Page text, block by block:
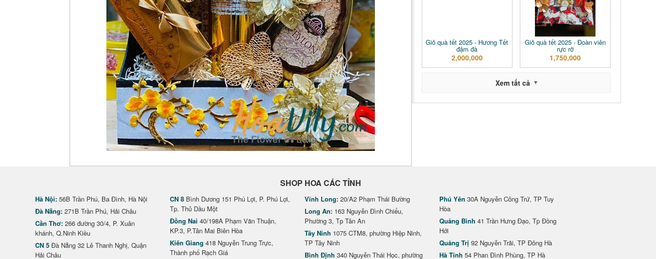
Giỏ quà tết 2025 - Hương Tết
đậm đà
2,000,000
Giỏ quà tết 2025 - Đoàn viên
rực rỡ
1,750,000
Xem tất cả
SHOP HOA CÁC TỈNH
Hà Nội: 56B Trần Phú, Ba Đình, Hà Nội
Đà Nẵng: 271B Trần Phú, Hải Châu
Cần Thơ: 266 đường 30/4, P. Xuân
khánh, Q.Ninh Kiều
CN 5 Đà Nẵng 32 Lê Thanh Nghị, Quận
Hải Châu
CN 8 Bình Dương 151 Phú Lợi, P. Phú Lợi,
Tp. Thủ Dầu Một
Đồng Nai 40/198A Phạm Văn Thuận,
KP.3, P.Tân Mai Biên Hòa
Kiên Giang 418 Nguyễn Trung Trực,
Thành phố Rạch Giá
Vĩnh Long: 20/A2 Phạm Thái Bường
Long An: 163 Nguyễn Đình Chiểu,
Phường 3, Tp Tân An
Tây Ninh 1075 CTM8, phường Hiệp Ninh,
TP Tây Ninh
Bình Định 340 Nguyễn Thái Học, phường
Phú Yên 30A Nguyễn Công Trứ, TP Tuy
Hòa
Quảng Bình 41 Trần Hưng Đạo, Tp Đồng
Hới
Quảng Trị 92 Nguyễn Trãi, TP Đông Hà
Hà Tĩnh 54 Phan Đình Phùng, TP Hà